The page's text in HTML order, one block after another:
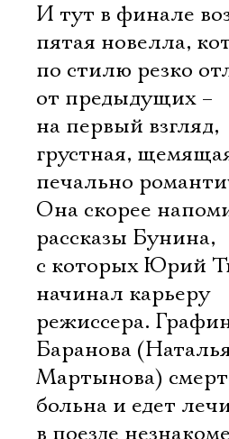
И тут в финале
пятая новелла,
по стилю резко
от предыдущих –
на первый взгляд,
грустная,
печально
Она скорее
рассказы Бунина,
с которых Юрий
начинал карьеру
режиссера.
Баранова
Мартынова)
больна и едет
в поезде